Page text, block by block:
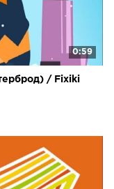
0:59
/ Fixiki